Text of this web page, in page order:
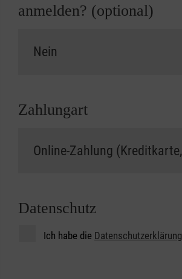
anmelden? (optional)
Zahlungart
Datenschutz
Ich habe die Datenschutzerklärung